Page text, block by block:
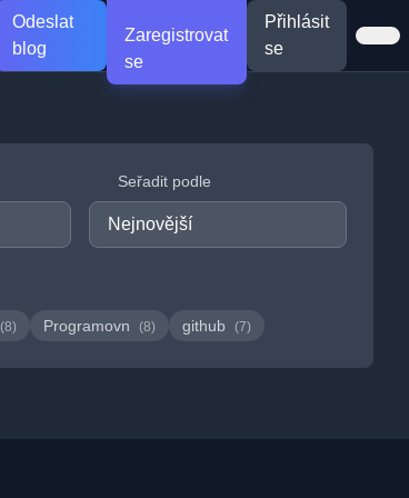
Odeslat
blog
Zaregistrovat
se
Přihlásit
se
Seřadit podle
(8) Programovn (8) github (7)